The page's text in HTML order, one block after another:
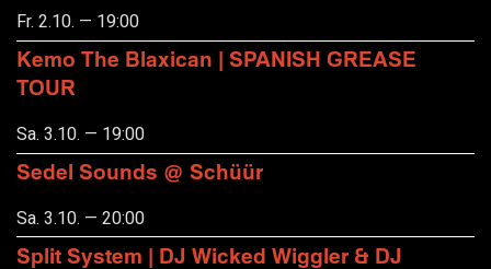
Fr. 2.10. — 19:00
Kemo The Blaxican | SPANISH GREASE
TOUR
Sa. 3.10. — 19:00
Sedel Sounds @ Schüür
Sa. 3.10. — 20:00
Split System | DJ Wicked Wiggler & DJ